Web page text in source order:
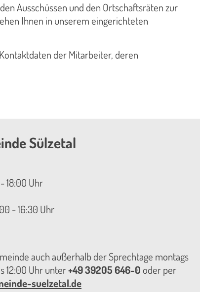
Ausschüssen und den Ortschaftsräten zur
Ihnen in unserem eingerichteten
der Mitarbeiter, deren
Sülzetal
18:00 Uhr
- 16:30 Uhr
auch außerhalb der Sprechtage montags
12:00 Uhr unter+49 39205 646-0 oder per
suelzetal.de